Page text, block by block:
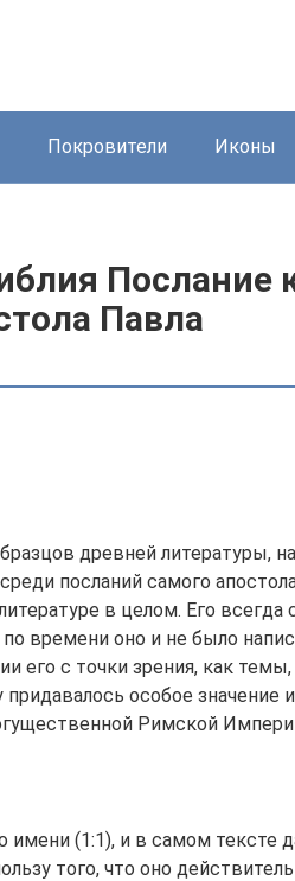
Покровители Иконы
Послание
Павла
древней литературы,
посланий самого
в целом. Его
по времени оно и не было
его с точки зрения, как
особое значение
Римской
имени (1:1), и в самом тексте
того, что оно